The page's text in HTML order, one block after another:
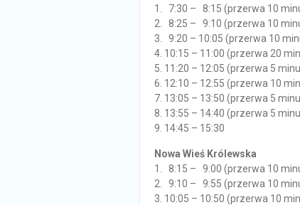
1. 7:30 – 8:15 (przerwa 10
2. 8:25 – 9:10 (przerwa 10
3. 9:20 – 10:05 (przerwa 10
4. 10:15 – 11:00 (przerwa 20
5. 11:20 – 12:05 (przerwa 5
6. 12:10 – 12:55 (przerwa 10
7. 13:05 – 13:50 (przerwa 5
8. 13:55 – 14:40 (przerwa 5
9. 14:45 – 15:30
Nowa Wieś Królewska
1. 8:15 – 9:00 (przerwa 10
2. 9:10 – 9:55 (przerwa 10
3. 10:05 – 10:50 (przerwa 10